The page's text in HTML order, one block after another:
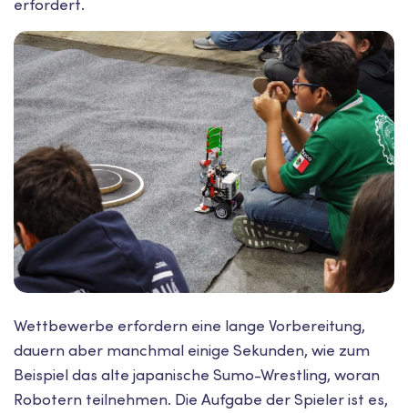
erfordert.
Wettbewerbe erfordern eine lange Vorbereitung,
dauern aber manchmal einige Sekunden, wie zum
Beispiel das alte japanische Sumo-Wrestling, woran
Robotern teilnehmen. Die Aufgabe der Spieler ist es,